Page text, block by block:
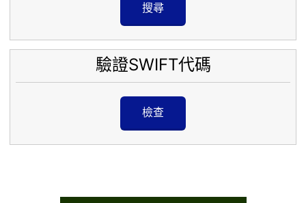
搜尋
驗證SWIFT代碼
檢查